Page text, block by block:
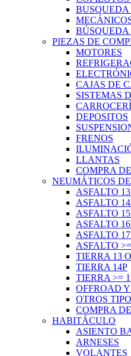
BUSQUEDA
BÚSQUEDA
PIEZAS DE
MOTORES
CAJAS DE
SISTEMAS
DEPOSITOS
FRENOS
LLANTAS
COMPRA
NEUMÁTICOS
ASFALTO
ASFALTO
ASFALTO
ASFALTO
ASFALTO
ASFALTO
TIERRA 13
TIERRA 14P
TIERRA >=
OFFROAD
OTROS
COMPRA
HABITÁCULO
ASIENTO
ARNESES
VOLANTES